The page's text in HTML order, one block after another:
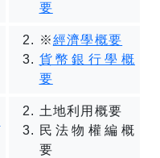
要
※經濟學概要
貨幣銀行學概
要
土地利用概要
民法物權編概
要